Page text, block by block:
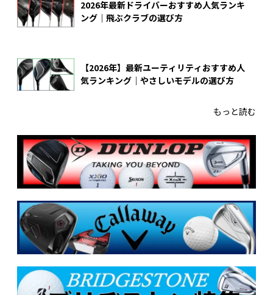
2026年最新ドライバーおすすめ人気ランキ
ング｜飛ぶクラブの選び方
【2026年】最新ユーティリティおすすめ人
気ランキング｜やさしいモデルの選び方
もっと読む